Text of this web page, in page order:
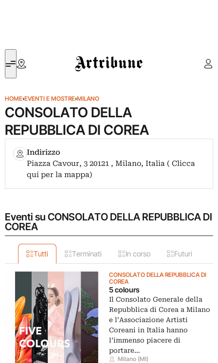
Artribune
HOME›EVENTI E MOSTRE›MILANO
CONSOLATO DELLA
REPUBBLICA DI COREA
Indirizzo
Piazza Cavour, 3 20121 , Milano, Italia ( Clicca
qui per la mappa)
Eventi su CONSOLATO DELLA REPUBBLICA DI
COREA
Tutti Terminati In corso Futuri
CONSOLATO DELLA REPUBBLICA DI
COREA
5 colours
Il Consolato Generale della
Repubblica di Corea a Milano
e l’Associazione Artisti
Coreani in Italia hanno
l’immenso piacere di
portare…
Milano (MI)